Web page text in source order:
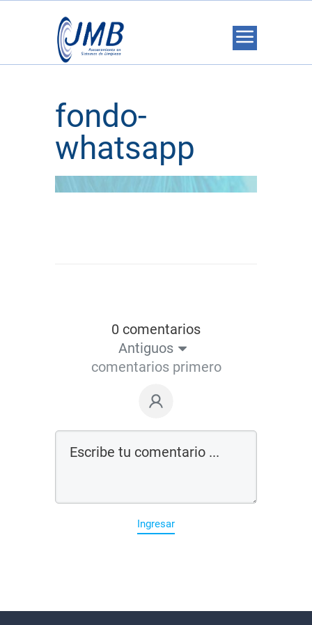
fondo-
whatsapp
0 comentarios
Antiguos
comentarios primero
Ingresar